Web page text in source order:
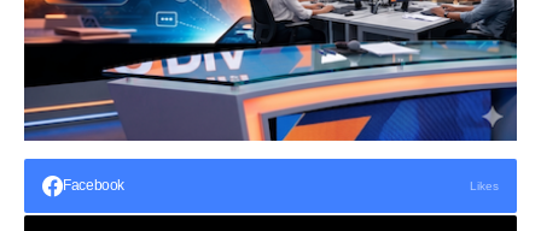
Facebook Likes